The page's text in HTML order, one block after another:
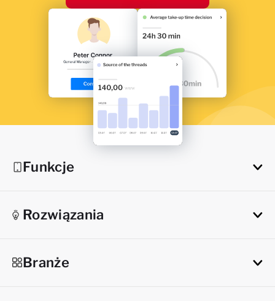
Funkcje
Rozwiązania
Branże